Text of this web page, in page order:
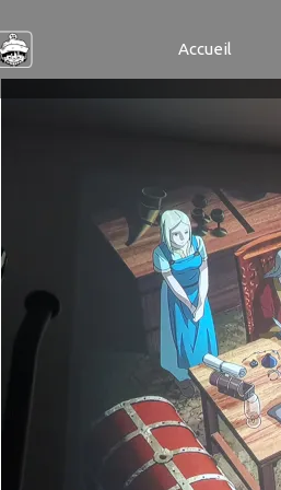
Accueil